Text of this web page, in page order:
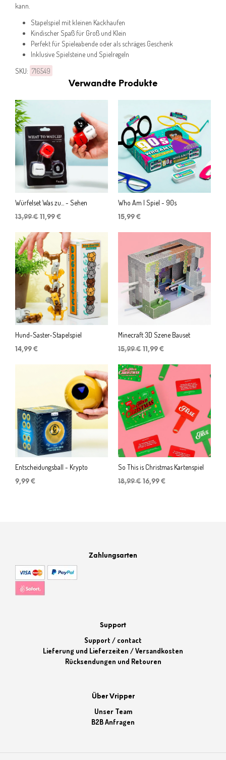
kann.
Stapelspiel mit kleinen Kackhaufen
Kindischer Spaß für Groß und Klein
Perfekt für Spieleabende oder als schräges Geschenk
Inklusive Spielsteine und Spielregeln
SKU: 716549
Verwandte Produkte
Würfelset Was zu... - Sehen
13,99€ Ursprünglicher
war:
13,99 €
11,99 €
ist:
11,99 €.
Who Am I Spiel - 90s
15,99 €
Hund-Saster-Stapelspiel
14,99 €
Minecraft 3D Szene Bauset
15,99€ Ursprünglicher
war:
15,99 €
11,99 €
ist:
11,99 €.
Entscheidungsball - Krypto
9,99 €
So This is Christmas Kartenspiel
18,99€ Ursprünglicher
16,99 €
Zahlungsarten
Support
Support / contact
Lieferung und Lieferzeiten / Versandkosten
Rücksendungen und Retouren
Über Vripper
Unser Team
B2B Anfragen